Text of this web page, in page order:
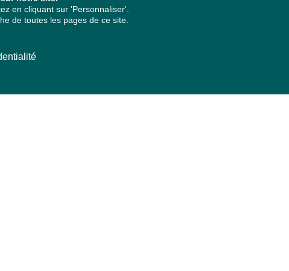
en cliquant sur 'Personnaliser'.
de toutes les pages de ce site.